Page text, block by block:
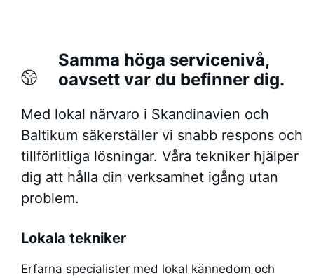
Samma höga servicenivå,
oavsett var du befinner dig.
Med lokal närvaro i Skandinavien och
Baltikum säkerställer vi snabb respons och
tillförlitliga lösningar. Våra tekniker hjälper
dig att hålla din verksamhet igång utan
problem.
Lokala tekniker
Erfarna specialister med lokal kännedom och